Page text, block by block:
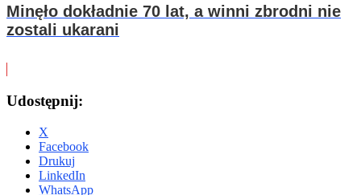
Minęło dokładnie 70 lat, a winni zbrodni nie
zostali ukarani
Udostępnij:
X
Facebook
Drukuj
LinkedIn
WhatsApp